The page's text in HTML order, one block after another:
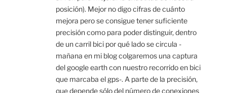
posición). Mejor no digo cifras de cuánto
mejora pero se consigue tener suficiente
precisión como para poder distinguir, dentro
de un carril bici por qué lado se circula -
mañana en mi blog colgaremos una captura
del google earth con nuestro recorrido en bici
que marcaba el gps-. A parte de la precisión,
que depende sólo del número de conexiones